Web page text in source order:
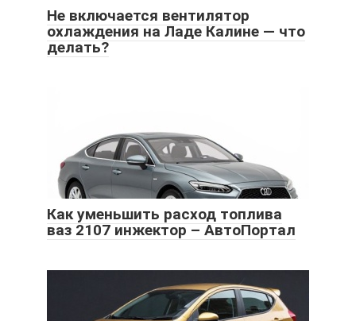
Не включается вентилятор
охлаждения на Ладе Калине — что
делать?
Как уменьшить расход топлива
ваз 2107 инжектор – АвтоПортал